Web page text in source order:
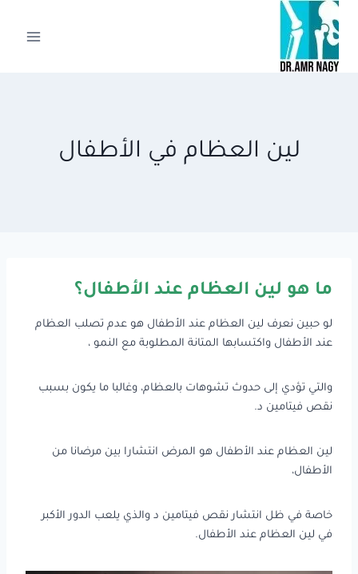
التجاوز
المحتوى
لين العظام في الأطفال
ما هو لين العظام عند الأطفال؟
لو حبين نعرف لين العظام عند الأطفال هو عدم تصلب العظام
عند الأطفال واكتسابها المتانة المطلوبة مع النمو ،
والتي تؤدي إلى حدوث تشوهات بالعظام، وغالبا ما يكون بسبب
نقص فيتامين د.
لين العظام عند الأطفال هو المرض انتشارا بين مرضانا من
الأطفال،
خاصة في ظل انتشار نقص فيتامين د والذي يلعب الدور الأكبر
في لين العظام عند الأطفال.